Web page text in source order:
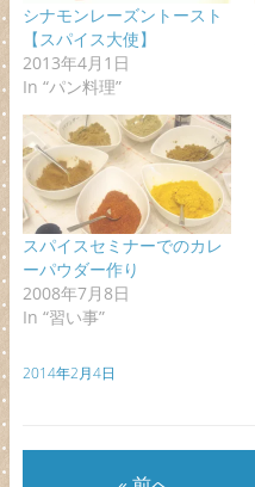
シナモンレーズントースト
【スパイス大使】
2013年4月1日
In “パン料理”
スパイスセミナーでのカレ
ーパウダー作り
2008年7月8日
In “習い事”
2014年2月4日